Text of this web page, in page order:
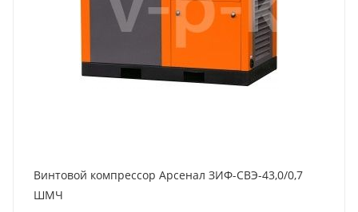
Винтовой компрессор Арсенал ЗИФ-СВЭ-43,0/0,7
ШМЧ